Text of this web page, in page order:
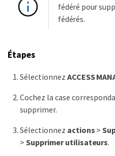
fédéré pour
fédérés.
Étapes
Sélectionnez ACCESS
Cochez la case
supprimer.
Sélectionnez actions >
> Supprimer utilisateurs.